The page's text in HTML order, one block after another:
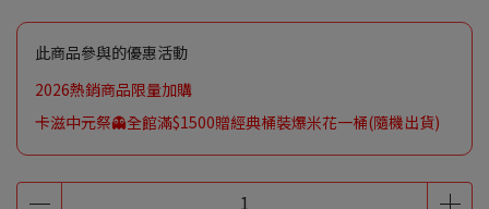
此商品參與的優惠活動
2026熱銷商品限量加購
卡滋中元祭👻全館滿$1500贈經典桶裝爆米花一桶(隨機出貨)